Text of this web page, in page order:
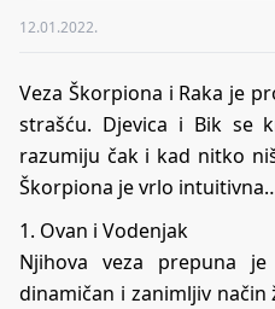
12.01.2022.
Veza Škorpiona i Raka je
strašću. Djevica i Bik se
razumiju čak i kad nitko
Škorpiona je vrlo
1. Ovan i Vodenjak
Njihova veza prepuna
dinamičan i zanimljiv